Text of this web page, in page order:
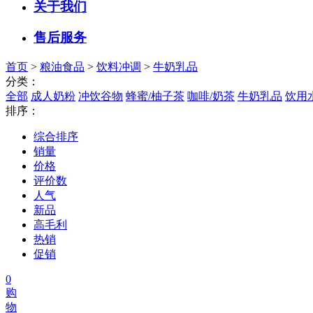
关于我们
售后服务
首页 > 粮油食品 > 饮料冲调 > 牛奶乳品
分类：
全部 成人奶粉 冲饮谷物 蜂蜜/柚子茶 咖啡/奶茶 牛奶乳品 饮用
排序：
综合排序
销量
价格
评价数
人气
新品
高毛利
热销
促销
0
购
物